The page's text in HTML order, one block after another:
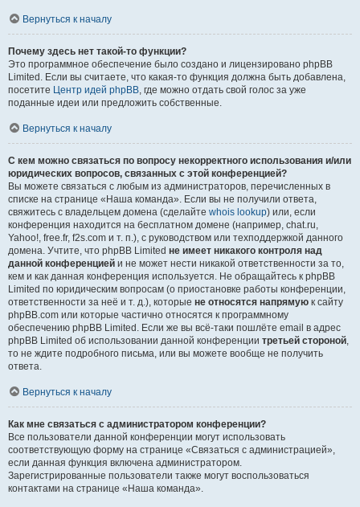
Вернуться к началу
Почему здесь нет такой-то функции?
Это программное обеспечение было создано и лицензировано phpBB
Limited. Если вы считаете, что какая-то функция должна быть добавлена,
посетите Центр идей phpBB , где можно отдать свой голос за уже
поданные идеи или предложить собственные.
Вернуться к началу
С кем можно связаться по вопросу некорректного использования и/или
юридических вопросов, связанных с этой конференцией?
Вы можете связаться с любым из администраторов, перечисленных в
списке на странице «Наша команда». Если вы не получили ответа,
свяжитесь с владельцем домена (сделайте whois lookup) или, если
конференция находится на бесплатном домене (например, chat.ru,
Yahoo!, free.fr, f2s.com и т. п.), с руководством или техподдержкой данного
домена. Учтите, что phpBB Limited не имеет никакого контроля над
данной конференцией и не может нести никакой ответственности за то,
кем и как данная конференция используется. Не обращайтесь к phpBB
Limited по юридическим вопросам (о приостановке работы конференции,
ответственности за неё и т. д.), которые не относятся напрямую к сайту
phpBB.com или которые частично относятся к программному
обеспечению phpBB Limited. Если же вы всё-таки пошлёте email в адрес
phpBB Limited об использовании данной конференции третьей стороной
то не ждите подробного письма, или вы можете вообще не получить
ответа.
Вернуться к началу
Как мне связаться с администратором конференции?
Все пользователи данной конференции могут использовать
соответствующую форму на странице «Связаться с администрацией»,
если данная функция включена администратором.
Зарегистрированные пользователи также могут воспользоваться
контактами на странице «Наша команда».